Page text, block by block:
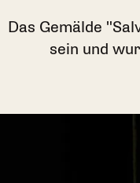
Das Gemälde
sein und